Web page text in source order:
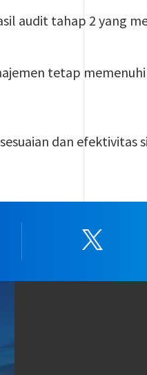
audit tahap 2 yang
tetap
dan efektivitas